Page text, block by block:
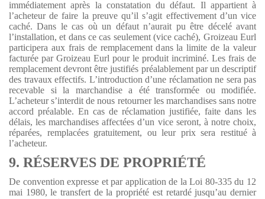
immédiatement après la constatation du défaut. Il appartient à
l’acheteur de faire la preuve qu’il s’agit effectivement d’un vice
caché. Dans le cas où un défaut n’aurait pu être décelé avant
l’installation, et dans ce cas seulement (vice caché), Groizeau Eurl
participera aux frais de remplacement dans la limite de la valeur
facturée par Groizeau Eurl pour le produit incriminé. Les frais de
remplacement devront être justifiés préalablement par un descriptif
des travaux effectifs. L’introduction d’une réclamation ne sera pas
recevable si la marchandise a été transformée ou modifiée.
L’acheteur s’interdit de nous retourner les marchandises sans notre
accord préalable. En cas de réclamation justifiée, faite dans les
délais, les marchandises affectées d’un vice seront, à notre choix,
réparées, remplacées gratuitement, ou leur prix sera restitué à
l’acheteur.
9. RÉSERVES DE PROPRIÉTÉ
De convention expresse et par application de la Loi 80-335 du 12
mai 1980, le transfert de la propriété est retardé jusqu’au dernier